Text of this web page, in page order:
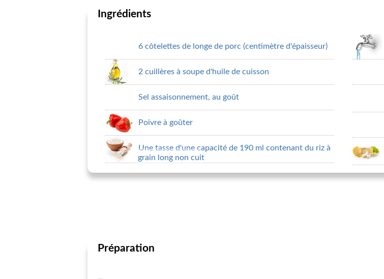
Ingrédients
6 côtelettes de longe de porc (centimètre d'épaisseur)
2 cuillères à soupe d'huile de cuisson
Sel assaisonnement, au goût
Poivre à goûter
Une tasse d'une capacité de 190 ml contenant du riz à
grain long non cuit
Préparation